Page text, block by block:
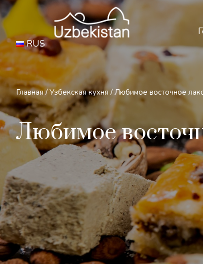
RUS
Главная / Узбекская кухня / Любимое восточное
Любимое